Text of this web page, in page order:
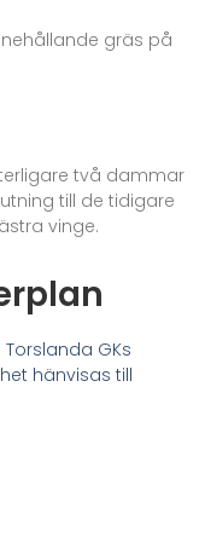
gräs på
två dammar
till de tidigare
vinge.
GKs
hänvisas till